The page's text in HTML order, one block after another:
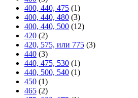
400, 440, 475 (1)
400, 440, 480 (3)
400, 440, 500 (12)
420 (2)
420, 575, или 775 (3)
440 (3)
440, 475, 530 (1)
440, 500, 540 (1)
450 (1)
465 (2)